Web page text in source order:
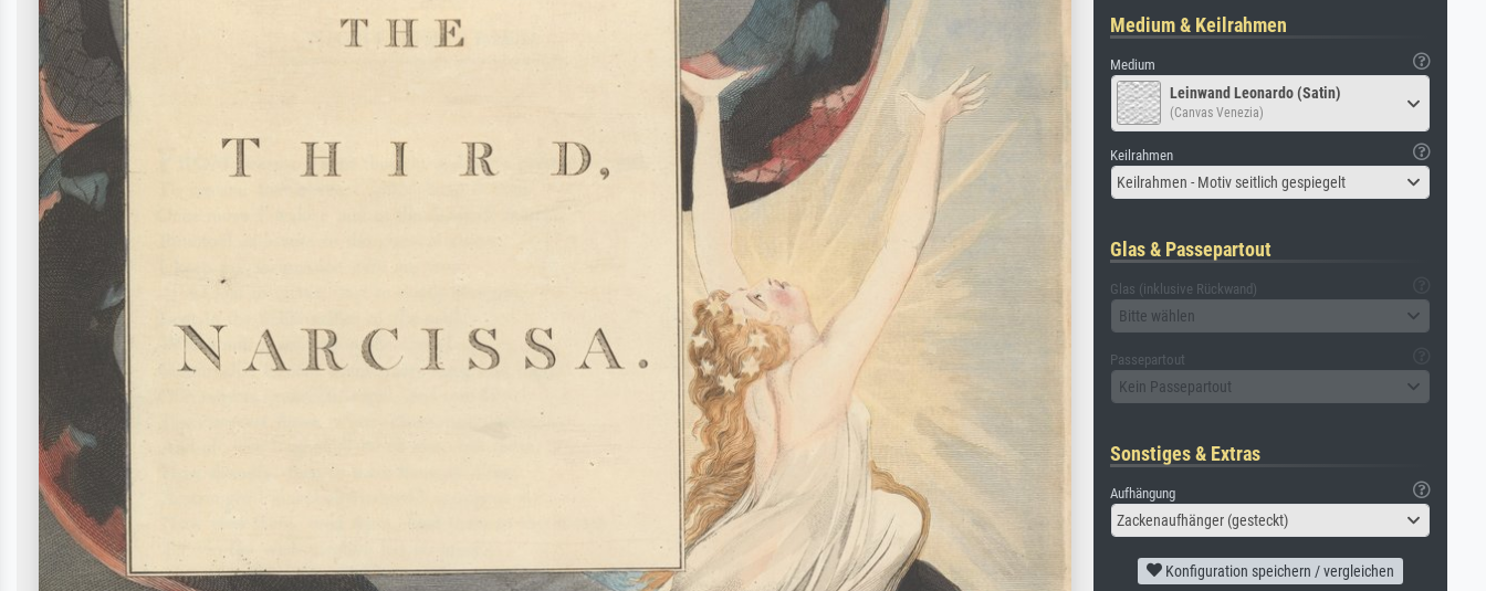
Medium & Keilrahmen
Medium
Leinwand Leonardo (Satin)
(Canvas Venezia)
Keilrahmen
Keilrahmen - Motiv seitlich gespiegelt
Glas & Passepartout
Glas (inklusive Rückwand)
Bitte wählen
Passepartout
Kein Passepartout
Sonstiges & Extras
Aufhängung
Zackenaufhänger (gesteckt)
Konfiguration speichern / vergleichen